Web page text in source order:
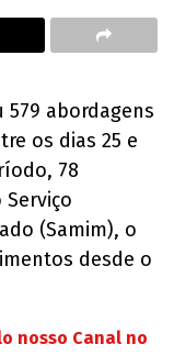
579 abordagens
os dias 25 e
78
(Samim), o
desde o
nosso Canal no